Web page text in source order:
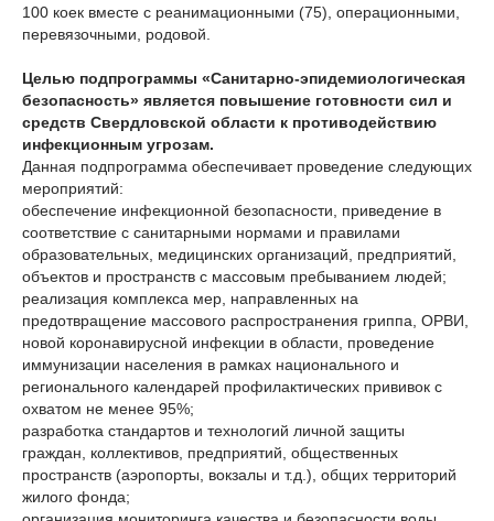
100 коек вместе с реанимационными (75), операционными,
перевязочными, родовой.
Целью подпрограммы «Санитарно-эпидемиологическая
безопасность» является повышение готовности сил и
средств Свердловской области к противодействию
инфекционным угрозам.
Данная подпрограмма обеспечивает проведение следующих
мероприятий:
обеспечение инфекционной безопасности, приведение в
соответствие с санитарными нормами и правилами
образовательных, медицинских организаций, предприятий,
объектов и пространств с массовым пребыванием людей;
реализация комплекса мер, направленных на
предотвращение массового распространения гриппа, ОРВИ,
новой коронавирусной инфекции в области, проведение
иммунизации населения в рамках национального и
регионального календарей профилактических прививок с
охватом не менее 95%;
разработка стандартов и технологий личной защиты
граждан, коллективов, предприятий, общественных
пространств (аэропорты, вокзалы и т.д.), общих территорий
жилого фонда;